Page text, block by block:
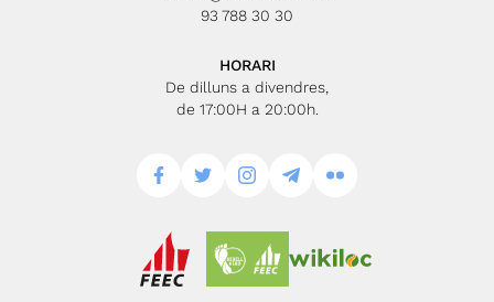
93 788 30 30
HORARI
De dilluns a divendres,
de 17:00H a 20:00h.